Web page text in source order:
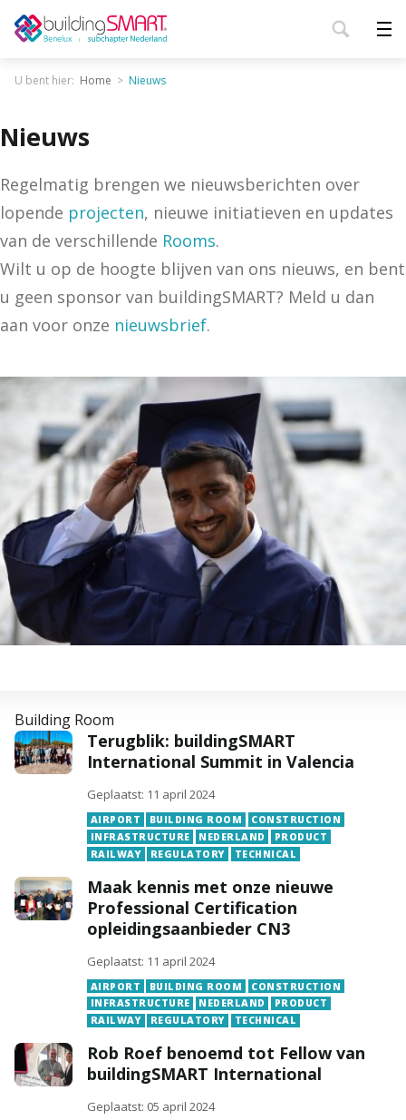
U bent hier: Home Nieuws
Nieuws
Regelmatig brengen we nieuwsberichten over
lopende projecten, nieuwe initiatieven en updates
van de verschillende Rooms.
Wilt u op de hoogte blijven van ons nieuws, en bent
u geen sponsor van buildingSMART? Meld u dan
aan voor onze nieuwsbrief.
Building Room
Terugblik: buildingSMART
International Summit in Valencia
Geplaatst: 11 april 2024
AIRPORT BUILDING ROOM
CONSTRUCTION
INFRASTRUCTURE
NEDERLAND
PRODUCT
RAILWAY
REGULATORY TECHNICAL
Maak kennis met onze nieuwe
Professional Certification
opleidingsaanbieder CN3
Geplaatst: 11 april 2024
AIRPORT BUILDING ROOM
CONSTRUCTION
INFRASTRUCTURE
NEDERLAND
PRODUCT
RAILWAY
REGULATORY TECHNICAL
Rob Roef benoemd tot Fellow van
buildingSMART International
Geplaatst: 05 april 2024